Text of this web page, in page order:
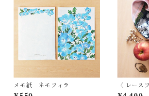
メモ紙 ネモフィラ 〈 レース